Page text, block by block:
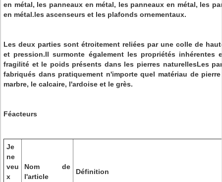
en métal, les panneaux en métal, les panneaux en métal, les
en métal.les ascenseurs et les plafonds ornementaux.
Les deux parties sont étroitement reliées par une colle de
et pression.Il surmonte également les propriétés inhérentes
fragilité et le poids présents dans les pierres naturellesLes
fabriqués dans pratiquement n'importe quel matériau de
marbre, le calcaire, l'ardoise et le grès.
Féacteurs
Je
ne
veu
x
Nom de
l'article
Définition